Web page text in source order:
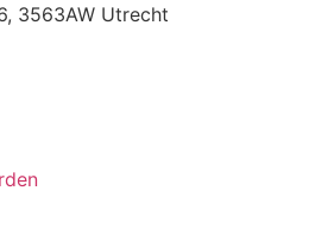
3563AW Utrecht